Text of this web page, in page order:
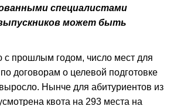
специалистами
может быть
с прошлым годом, число мест для
договорам о целевой подготовке
Нынче для абитуриентов из
квота на 293 места на